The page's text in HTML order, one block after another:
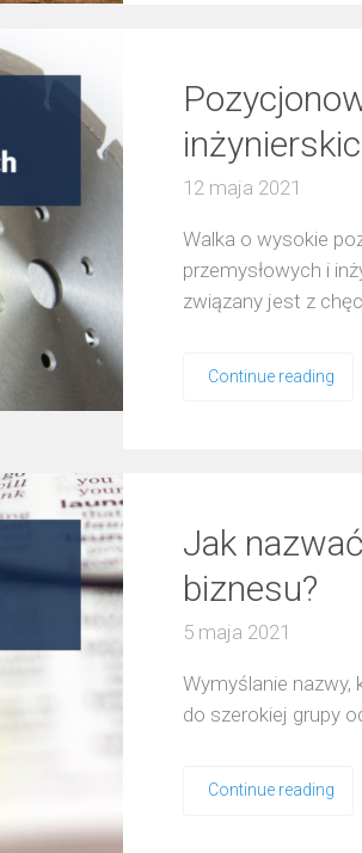
12 maja 2021
Walka o wysokie
przemysłowych i
związany jest z
Continue reading
Jak
biznesu?
5 maja 2021
Wymyślanie nazwy,
do szerokiej grupy
Continue reading